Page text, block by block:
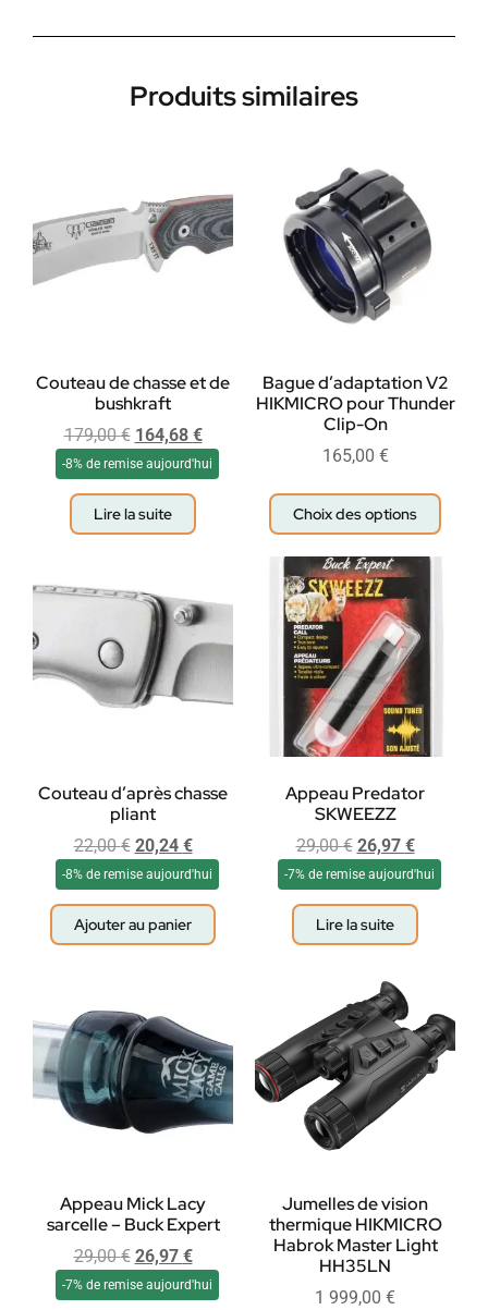
Produits similaires
Couteau de chasse et de
bushkraft
179,00€ 164,68 €
-8% de remise aujourd'hui
Lire la suite
Bague d’adaptation V2
HIKMICRO pour Thunder
Clip-On
165,00 €
Choix des options
Couteau d’après chasse
pliant
22,00€ 20,24 €
-8% de remise aujourd'hui
Ajouter au panier
Appeau Predator
SKWEEZZ
29,00€ 26,97 €
-7% de remise aujourd'hui
Lire la suite
Appeau Mick Lacy
sarcelle – Buck Expert
29,00€ 26,97 €
-7% de remise aujourd'hui
Jumelles de vision
thermique HIKMICRO
Habrok Master Light
HH35LN
1 999,00 €